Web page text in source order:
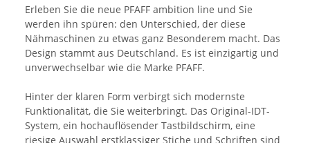
Erleben Sie die neue PFAFF ambition line und Sie
werden ihn spüren: den Unterschied, der diese
Nähmaschinen zu etwas ganz Besonderem macht. Das
Design stammt aus Deutschland. Es ist einzigartig und
unverwechselbar wie die Marke PFAFF.
Hinter der klaren Form verbirgt sich modernste
Funktionalität, die Sie weiterbringt. Das Original-IDT-
System, ein hochauflösender Tastbildschirm, eine
riesige Auswahl erstklassiger Stiche und Schriften sind